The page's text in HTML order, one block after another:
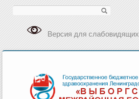
Версия для слабовидящих